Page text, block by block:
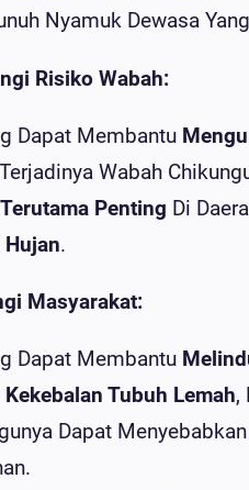
Nyamuk Dewasa
Risiko Wabah:
Dapat Membantu
Terjadinya Wabah
Terutama Penting Di
.
Masyarakat:
Dapat Membantu
Tubuh Lemah,
Dapat Menyebabkan